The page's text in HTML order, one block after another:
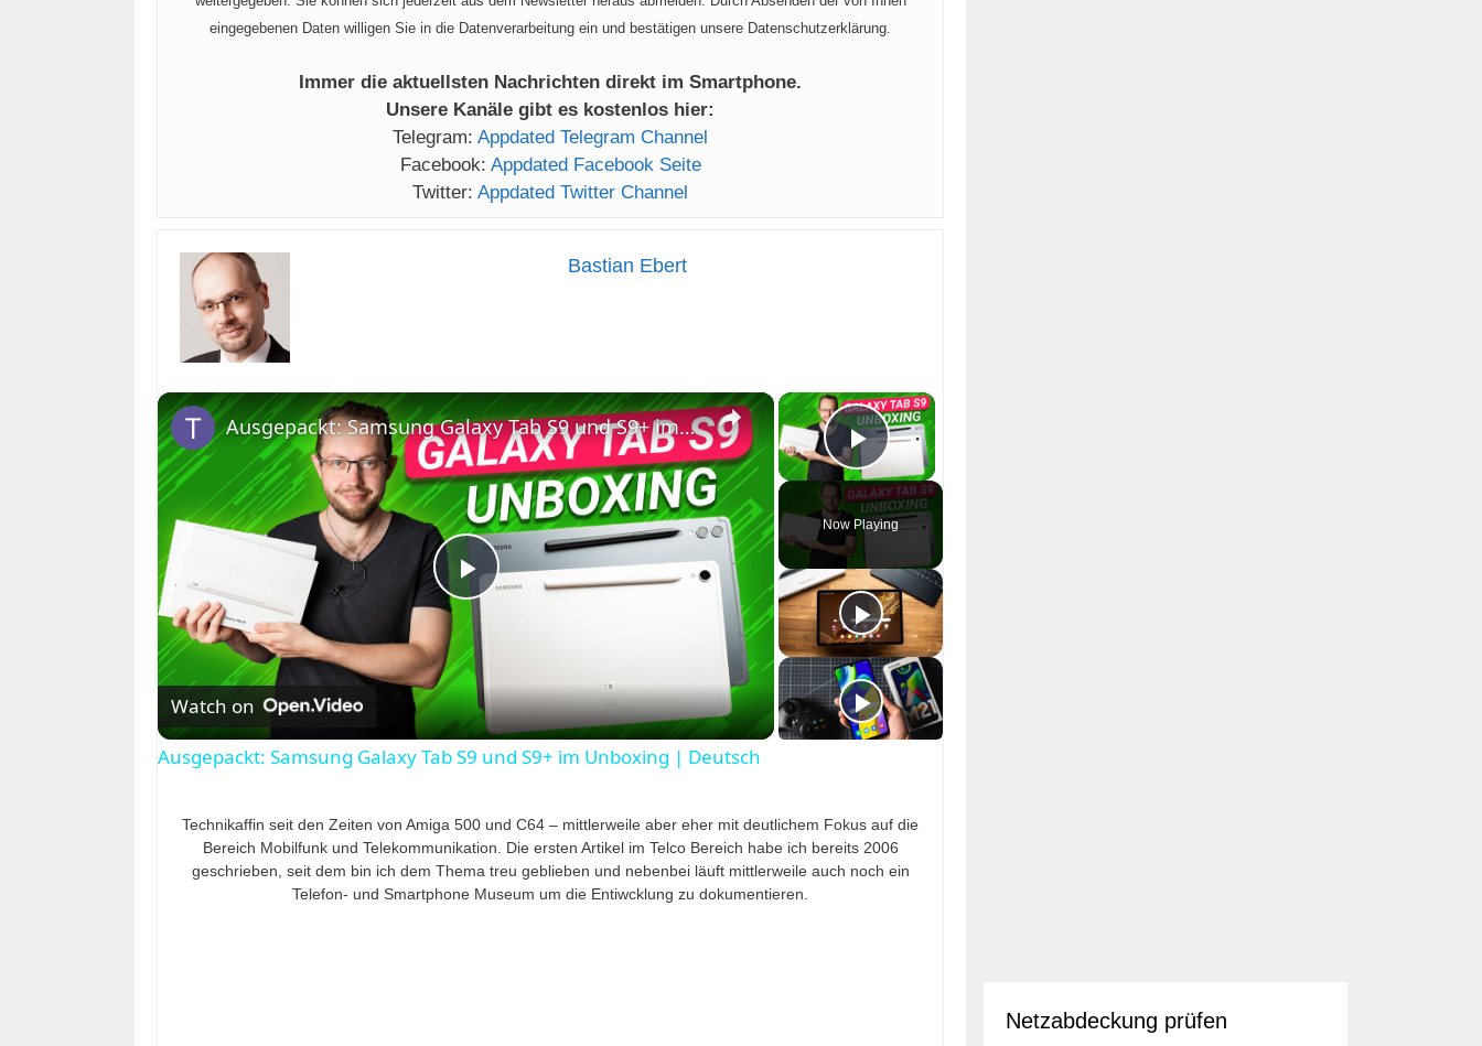
eingegebenen Daten willigen Sie in die Datenverarbeitung ein und bestätigen unsere Datenschutzerklärung.
Immer die aktuellsten Nachrichten direkt im Smartphone.
Unsere Kanäle gibt es kostenlos hier:
Telegram: Appdated Telegram Channel
Facebook: Appdated Facebook Seite
Twitter: Appdated Twitter Channel
Bastian Ebert
×
Play Video
Now Playing
×
P
l
a
V
Ausgepackt: Samsung Galaxy Tab S9 und S9+ im Unboxing | Deutsch
Watch on
Ausgepackt: Samsung Galaxy Tab S9 und S9+ im Unboxing | Deutsch
Technikaffin seit den Zeiten von Amiga 500 und C64 – mittlerweile aber eher mit deutlichem Fokus auf die
Bereich Mobilfunk und Telekommunikation. Die ersten Artikel im Telco Bereich habe ich bereits 2006
geschrieben, seit dem bin ich dem Thema treu geblieben und nebenbei läuft mittlerweile auch noch ein
Telefon- und Smartphone Museum um die Entiwcklung zu dokumentieren.
Netzabdeckung prüfen